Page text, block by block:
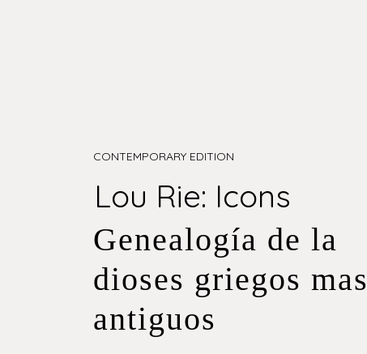
Genealogía de la
dioses griegos mas
antiguos
Lou Rie: Icons
CONTEMPORARY EDITION